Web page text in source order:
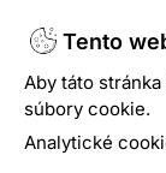
Tento
Aby táto
súbory cookie.
Analytické